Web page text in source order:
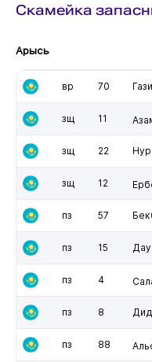
Скамейка
Арысь
вр 70
зщ 11
зщ 22
зщ 12
пз 57
пз 15
пз 4
пз 8
пз 88